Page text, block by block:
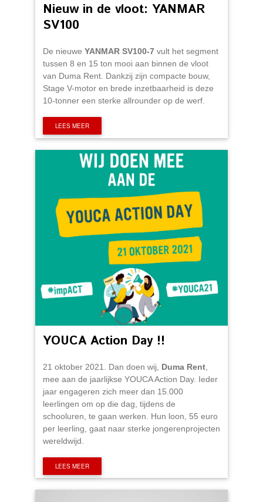
Nieuw in de vloot: YANMAR
SV100
De nieuwe YANMAR SV100-7vult het segment
tussen 8 en 15 ton mooi aan binnen de vloot
van Duma Rent. Dankzij zijn compacte bouw,
Stage V-motor en brede inzetbaarheid is deze
10-tonner een sterke allrounder op de werf.
LEES MEER
YOUCA Action Day !!
21 oktober 2021. Dan doen wij, Duma Rent,
mee aan de jaarlijkse YOUCA Action Day. Ieder
jaar engageren zich meer dan 15.000
leerlingen om op die dag, tijdens de
schooluren, te gaan werken. Hun loon, 55 euro
per leerling, gaat naar sterke jongerenprojecten
wereldwijd.
LEES MEER